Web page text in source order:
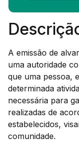
A emissão de
uma autoridade
que uma pessoa,
determinada
necessária para
realizadas de
estabelecidos,
comunidade.